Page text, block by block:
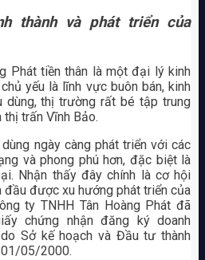
thành và phát triển của
Phát tiền thân là một đại lý kinh
yếu là lĩnh vực buôn bán, kinh
dùng, thị trường rất bé tập trung
trấn Vĩnh Bảo.
ngày càng phát triển với các
và phong phú hơn, đặc biệt là
Nhận thấy đây chính là cơ hội
đầu được xu hướng phát triển của
ty TNHH Tân Hoàng Phát đã
chứng nhận đăng ký doanh
Sở kế hoạch và Đầu tư thành
01/05/2000.